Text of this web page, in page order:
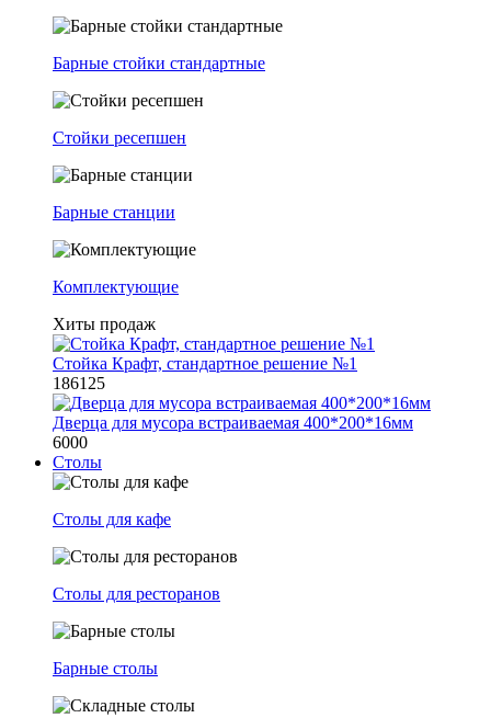
Барные стойки стандартные
Стойки ресепшен
Барные станции
Комплектующие
Хиты продаж
Стойка Крафт, стандартное решение №1
186125
Дверца для мусора встраиваемая 400*200*16мм
6000
Столы
Столы для кафе
Столы для ресторанов
Барные столы